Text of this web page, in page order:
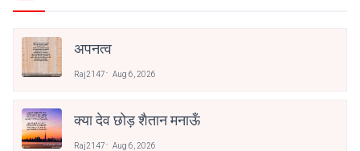
अपनत्व
Raj2147 Aug 6, 2026
क्या देव छोड़ शैतान मनाऊँ
Raj2147 Aug 6, 2026